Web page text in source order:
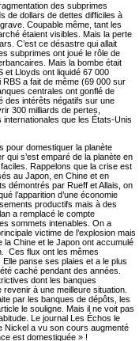
des subprimes
de dollars de dettes difficiles à
Coupable même, tant les
étaient visibles. Mais la perte
C’est ce désastre qui allait
subprimes ont joué le rôle de
Mais la bombe était
et Lloyds ont liquidé 67 000
a fait de même (69 000 sur
centrales ont gonflé de
des intérêts négatifs sur une
300 milliards de pertes,
que les États-Unis
pour domestiquer la planète
qui s’est emparé de la planète en
Rappelons que la crise est
au Japon, en Chine et en
démontrés par Rueff et Allais, on
l’apparition d’une économie
productifs mais à des
a remplacé le compte
sommets intenables. On a
victime de l’explosion mais
la Chine et le Japon ont accumulé
Ces flux ont les mêmes
panse ses plaies et a le plus
caché pendant des années.
dont les banques
à une meilleure situation.
par les banques de dépôts, les
le souligne. Mais il ne voit pas
Le journal Les Échos le
Nickel a vu son cours augmenté
est domestiquée » !